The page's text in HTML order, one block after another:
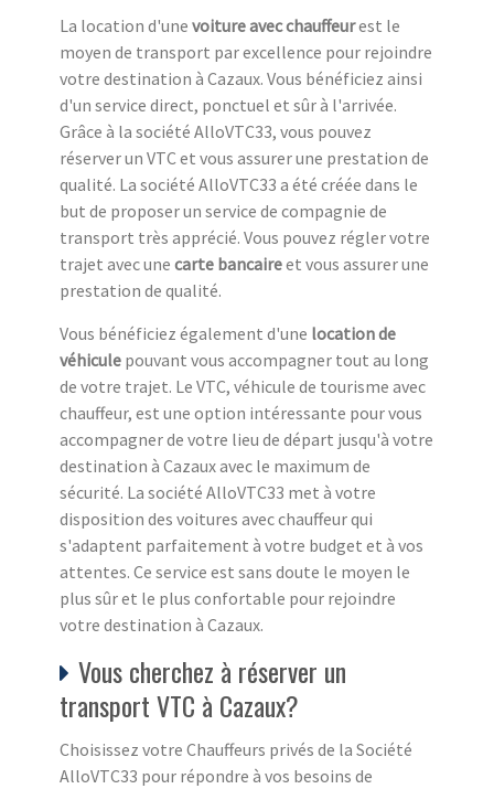
La location d'une voiture avec chauffeurest le
moyen de transport par excellence pour rejoindre
votre destination à Cazaux. Vous bénéficiez ainsi
d'un service direct, ponctuel et sûr à l'arrivée.
Grâce à la société AlloVTC33, vous pouvez
réserver un VTC et vous assurer une prestation de
qualité. La société AlloVTC33 a été créée dans le
but de proposer un service de compagnie de
transport très apprécié. Vous pouvez régler votre
trajet avec une carte bancaireet vous assurer une
prestation de qualité.
Vous bénéficiez également d'une location de
véhicule pouvant vous accompagner tout au long
de votre trajet. Le VTC, véhicule de tourisme avec
chauffeur, est une option intéressante pour vous
accompagner de votre lieu de départ jusqu'à votre
destination à Cazaux avec le maximum de
sécurité. La société AlloVTC33 met à votre
disposition des voitures avec chauffeur qui
s'adaptent parfaitement à votre budget et à vos
attentes. Ce service est sans doute le moyen le
plus sûr et le plus confortable pour rejoindre
votre destination à Cazaux.
Vous cherchez à réserver un
transport VTC à Cazaux?
Choisissez votre Chauffeurs privés de la Société
AlloVTC33 pour répondre à vos besoins de